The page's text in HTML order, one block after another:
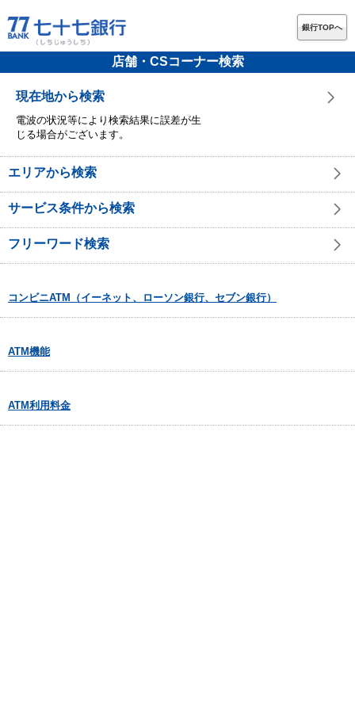
銀行TOPへ
店舗・CSコーナー検索
現在地から検索
電波の状況等により検索結果に誤差が生
じる場合がございます。
エリアから検索
サービス条件から検索
フリーワード検索
コンビニATM（イーネット、ローソン銀行、セブン銀行）
ATM機能
ATM利用料金